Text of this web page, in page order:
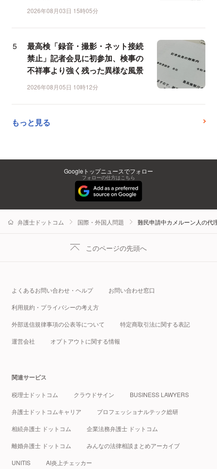
2026年08月03日 15時05分
最高検「録音・撮影・ネット接続
禁止」記者会見に初参加、検事の
不祥事より強く残った異様な風景
2026年08月05日 10時12分
もっと見る
Googleトップニュースでフォロー
フォローの仕方はこちら
弁護士ドットコム 国際・外国人問題 難民申請中カメルーン人の代
このページの先頭へ
よくあるお問い合わせ・ヘルプ お問い合わせ窓口
利用規約・プライバシーの考え方
外部送信規律事項の公表等について 特定商取引法に関する表記
運営会社 オプトアウトに関する情報
関連サービス
税理士ドットコム クラウドサイン BUSINESS LAWYERS
弁護士ドットコムキャリア プロフェッショナルテック総研
相続弁護士 ドットコム 企業法務弁護士 ドットコム
離婚弁護士 ドットコム みんなの法律相談まとめアーカイブ
UNITIS AI炎上チェッカー